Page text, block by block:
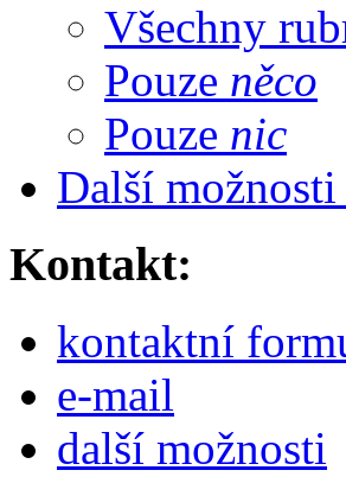
Všechny
Pouze něco
Pouze nic
Další
Kontakt:
kontaktní
e-mail
další možnosti